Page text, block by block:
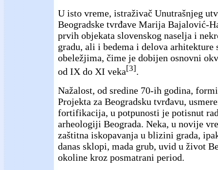
U isto vreme, istraživač Unutrašnjeg
Beogradske tvrđave Marija Bajalović-
prvih objekata slovenskog naselja i
gradu, ali i bedema i delova arhitekture
obeležjima, čime je dobijen osnovni
od IX do XI veka[3].
Nažalost, od sredine 70-ih godina,
Projekta za Beogradsku tvrđavu,
fortifikacija, u potpunosti je potisnut
arheologiji Beograda. Neka, u novije
zaštitna iskopavanja u blizini grada,
danas sklopi, mada grub, uvid u život
okoline kroz posmatrani period.